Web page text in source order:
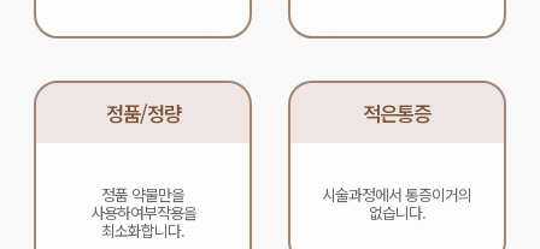
정품/정량
정품 약물만을
사용하여부작용을
최소화합니다.
적은통증
시술과정에서 통증이거의
없습니다.